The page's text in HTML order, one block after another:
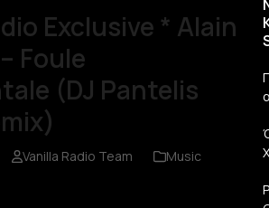
Exclusive * Alain
Foule
(DJ Pantelis
Vanilla Radio Team
Music